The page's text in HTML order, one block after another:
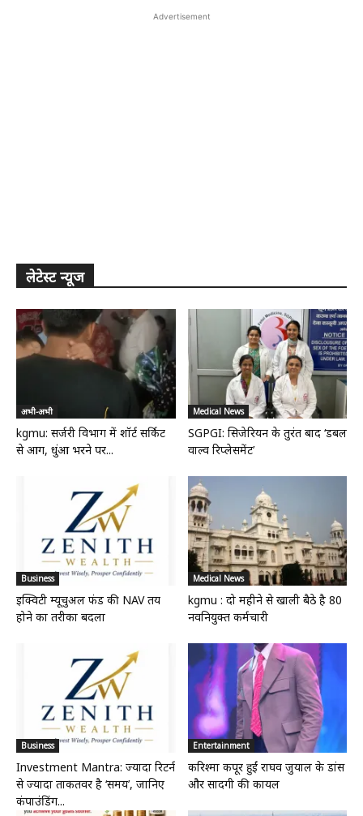
Advertisement
लेटेस्ट न्यूज
अभी-अभी
kgmu: सर्जरी विभाग में शॉर्ट सर्किट
से आग, धुंआ भरने पर...
Medical News
SGPGI: सिजेरियन के तुरंत बाद ‘डबल
वाल्व रिप्लेसमेंट’
Business
इक्विटी म्यूचुअल फंड की NAV तय
होने का तरीका बदला
Medical News
kgmu : दो महीने से खाली बैठे है 80
नवनियुक्त कर्मचारी
Business
Investment Mantra: ज्यादा रिटर्न
से ज्यादा ताकतवर है ‘समय’, जानिए
कंपाउंडिंग...
Entertainment
करिश्मा कपूर हुईं राघव जुयाल के डांस
और सादगी की कायल